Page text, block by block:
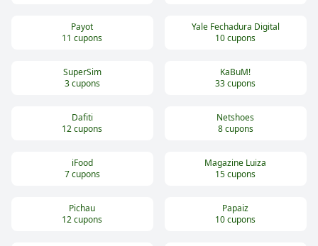
Payot
11 cupons
Yale Fechadura Digital
10cupons
SuperSim
3cupons
KaBuM!
33cupons
Dafiti
12cupons
Netshoes
8cupons
iFood
7cupons
Magazine Luiza
15cupons
Pichau
12cupons
Papaiz
10cupons